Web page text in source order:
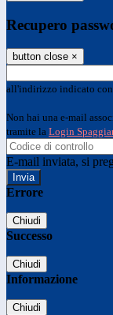
Recupero
button close ×
all'indirizzo indicato
Non hai una e-mail
tramite la Login
E-mail inviata, si
Errore
Chiudi
Successo
Chiudi
Informazione
Chiudi